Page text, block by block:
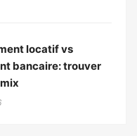
locatif vs
bancaire: trouver